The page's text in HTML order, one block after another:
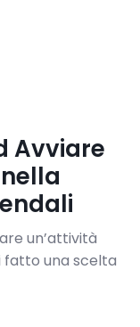
Avviare
un’attività
fatto una scelta